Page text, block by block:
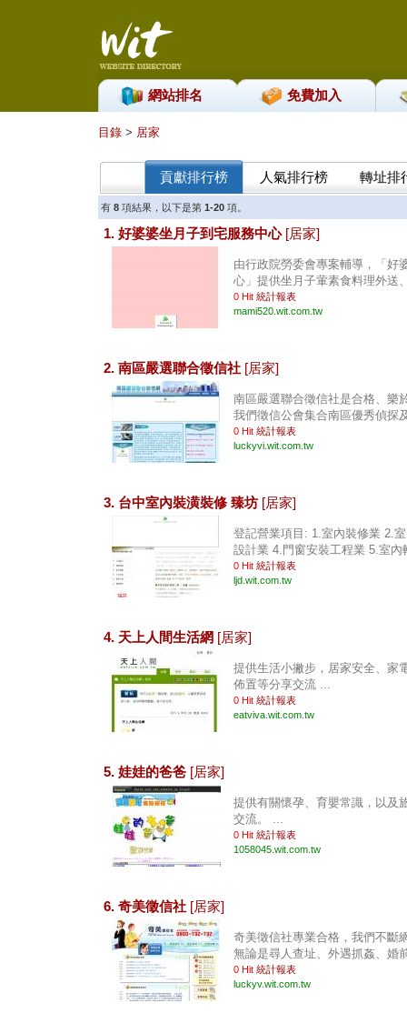
網站排名 免費加入
目錄 > 居家
貢獻排行榜 人氣排行榜 轉址排
有 8 項結果，以下是第 1-20項。
1. 好婆婆坐月子到宅服務中心 [居家]
由行政院勞委會專案輔導，「好
心」提供坐月子葷素食料理外送
0 Hit 統計報表
mami520.wit.com.tw
2. 南區嚴選聯合徵信社 [居家]
南區嚴選聯合徵信社是合格、樂
我們徵信公會集合南區優秀偵探
0 Hit 統計報表
luckyvi.wit.com.tw
3. 台中室內裝潢裝修 臻坊 [居家]
登記營業項目: 1.室內裝修業 2.
設計業 4.門窗安裝工程業 5.室內
0 Hit 統計報表
ljd.wit.com.tw
4. 天上人間生活網 [居家]
提供生活小撇步，居家安全、家
佈置等分享交流 ...
0 Hit 統計報表
eatviva.wit.com.tw
5. 娃娃的爸爸 [居家]
提供有關懷孕、育嬰常識，以及
交流。 ...
0 Hit 統計報表
1058045.wit.com.tw
6. 奇美徵信社 [居家]
奇美徵信社專業合格，我們不斷
無論是尋人查址、外遇抓姦、婚
0 Hit 統計報表
luckyv.wit.com.tw